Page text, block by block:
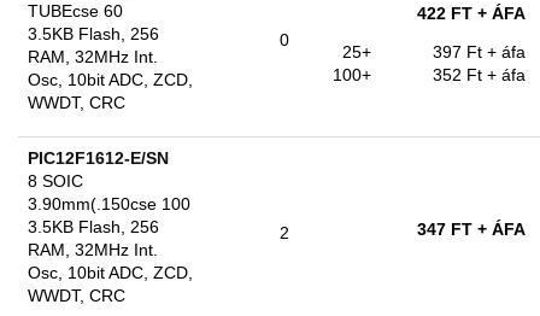
TUBEcse 60
3.5KB Flash, 256
RAM, 32MHz Int.
Osc, 10bit ADC, ZCD,
WWDT, CRC
0
422 FT + ÁFA
25+
397 Ft + áfa
100+
352 Ft + áfa
PIC12F1612-E/SN
8 SOIC
3.90mm(.150cse 100
3.5KB Flash, 256
RAM, 32MHz Int.
Osc, 10bit ADC, ZCD,
WWDT, CRC
2 347 FT + ÁFA